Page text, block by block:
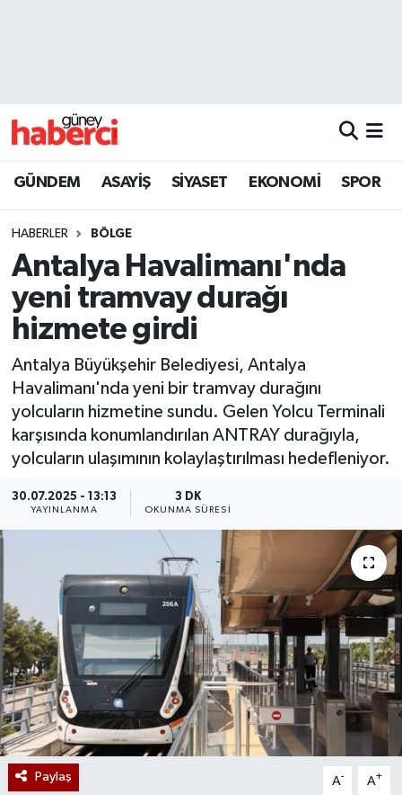
GÜNDEM ASAYİŞ SİYASET EKONOMİ SPOR
HABERLER BÖLGE
Antalya Havalimanı'nda
yeni tramvay durağı
hizmete girdi
Antalya Büyükşehir Belediyesi, Antalya
Havalimanı'nda yeni bir tramvay durağını
yolcuların hizmetine sundu. Gelen Yolcu Terminali
karşısında konumlandırılan ANTRAY durağıyla,
yolcuların ulaşımının kolaylaştırılması hedefleniyor.
30.07.2025 - 13:13
YAYINLANMA
3 DK
OKUNMA SÜRESI
Paylaş A- A+
Beyoğlu Trafik Yoğunluk Haritası
Son Dakika Haberleri
Haber Arşivi